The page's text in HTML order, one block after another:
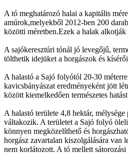
A tó meghatározó halai a kapitális
amúrok,melyekből 2012-ben 200
közötti méretben.Ezek a halak
A sajókeresztúri tónál jó levegőjű,
tölthetik idejüket a horgászok és
A halastó a Sajó folyótól 20-30
kavicsbányászat eredményeként jött
között kiemelkedően természetes
A halastó területe 4,8 hektár,
váltakozik. A területet a Sajó folyó
könnyen megközelíthető és
horgász zavartalan kiszolgálására van
nem korlátozott. A tó mellett sátorozási